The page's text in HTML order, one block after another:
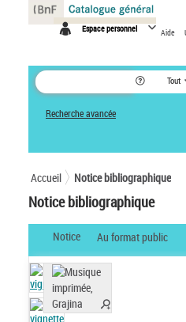
Espace personnel Aide
Tout
Recherche avancée
Accueil Notice bibliographique
Notice bibliographique
Notice Au format public
Panneau de gestion des cookies